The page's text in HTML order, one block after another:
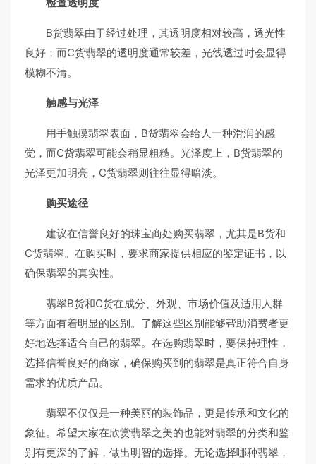
B货翡翠由于经过处理，其透明度相对较高，透光性
良好；而C货翡翠的透明度通常较差，光线透过时会显得
模糊不清。
触感与光泽
用手触摸翡翠表面，B货翡翠会给人一种滑润的感
觉，而C货翡翠可能会稍显粗糙。光泽度上，B货翡翠的
光泽更加明亮，C货翡翠则往往显得暗淡。
购买途径
建议在信誉良好的珠宝商处购买翡翠，尤其是B货和
C货翡翠。在购买时，要求商家提供相应的鉴定证书，以
确保翡翠的真实性。
翡翠B货和C货在成分、外观、市场价值及适用人群
等方面有着明显的区别。了解这些区别能够帮助消费者更
好地选择适合自己的翡翠。在选购翡翠时，要保持理性，
选择信誉良好的商家，确保购买到的翡翠是真正符合自身
需求的优质产品。
翡翠不仅仅是一种美丽的装饰品，更是传承和文化的
象征。希望大家在欣赏翡翠之美的也能对翡翠的分类和鉴
别有更深的了解，做出明智的选择。无论选择哪种翡翠，